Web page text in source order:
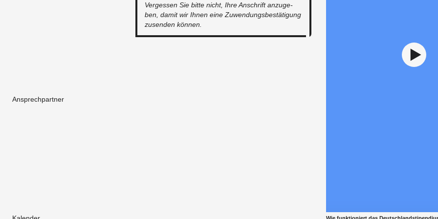
Ansprechpartner
Ver­ges­sen Sie bitte nicht, Ihre An­schrift an­zu­ge­
ben, damit wir Ihnen eine Zu­wen­dungs­be­stä­ti­gung
zu­sen­den kön­nen.